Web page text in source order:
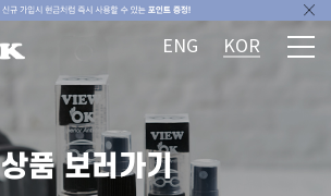
ENG KOR
상품 보러가기